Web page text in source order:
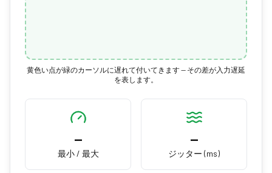
黄色い点が緑のカーソルに遅れて付いてきます — その差が入力遅延
を表します。
—
最小 / 最大
—
ジッター (ms)